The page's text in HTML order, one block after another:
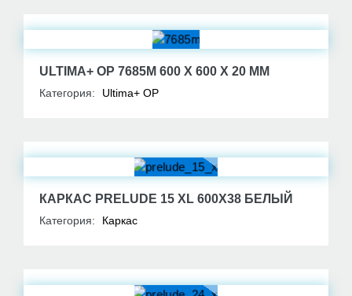
ULTIMA+ OP 7685M 600 X 600 X 20 MM
Категория: Ultima+ OP
КАРКАС PRELUDE 15 XL 600Х38 БЕЛЫЙ
Категория: Каркас